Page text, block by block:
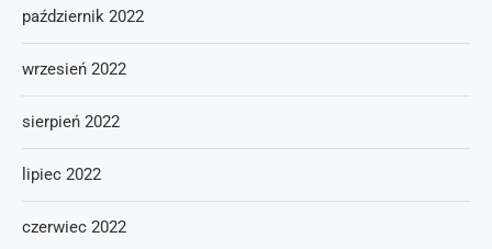
październik 2022
wrzesień 2022
sierpień 2022
lipiec 2022
czerwiec 2022